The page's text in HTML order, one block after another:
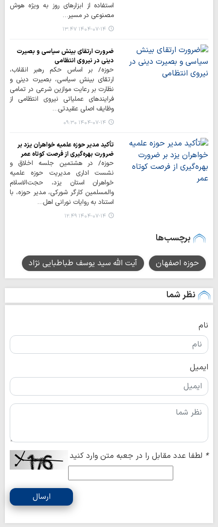
استفاده از ابزارهای روز به ویژه هوش
مصنوعی در مسیر…
۱۴۰۴-۰۷-۱۴ ۱۳:۴۷
ضرورت ارتقای بینش سیاسی و بصیرت
دینی در نیروی انتظامی
حوزه/ بر اساس حکم رهبر انقلاب،
ارتقای بینش سیاسی، بصیرت دینی و
نظارت بر رعایت موازین شرعی در تمامی
فرایندهای عملیاتی نیروی انتظامی از
وظایف اصلی عقیدتی…
۱۴۰۴-۰۷-۱۴ ۰۹:۳۰
تأکید مدیر حوزه علمیه خواهران یزد بر
ضرورت بهره‌گیری از فرصت کوتاه عمر
حوزه/ در هشتمین جلسه اخلاق و
نشست اداری مدیریت حوزه علمیه
خواهران استان یزد، حجت‌الاسلام
والمسلمین کارگر شورکی، مدیر حوزه، با
استناد به روایات نورانی اهل…
۱۴۰۴-۰۷-۱۴ ۱۲:۴۹
برچسب‌ها
حوزه اصفهان آیت الله سید یوسف طباطبایی نژاد
نظر شما
نام
ایمیل
* لطفا عدد مقابل را در جعبه متن وارد کنید
ارسال